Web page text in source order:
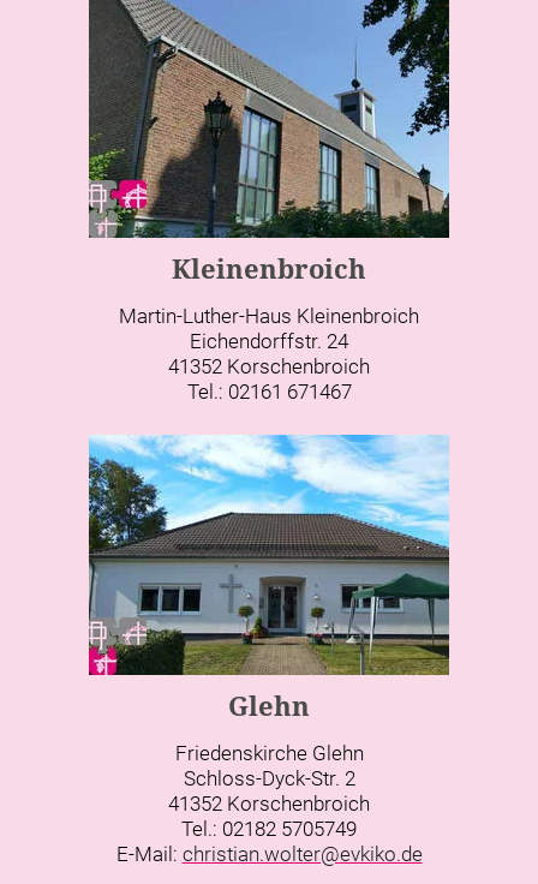
Kleinenbroich
Martin-Luther-Haus Kleinenbroich
Eichendorffstr. 24
41352 Korschenbroich
Tel.: 02161 671467
Glehn
Friedenskirche Glehn
Schloss-Dyck-Str. 2
41352 Korschenbroich
Tel.: 02182 5705749
E-Mail: christian.wolter@evkiko.de